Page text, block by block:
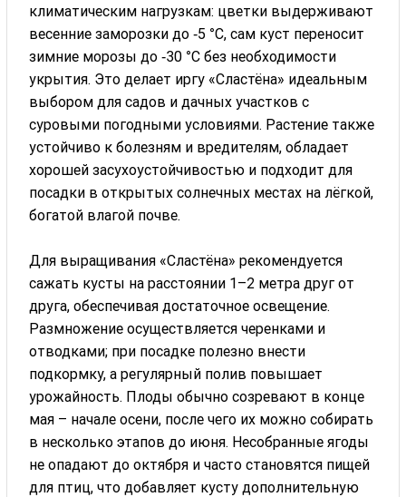
климатическим нагрузкам: цветки выдерживают
весенние заморозки до ‑5 °C, сам куст переносит
зимние морозы до ‑30 °C без необходимости
укрытия. Это делает иргу «Сластёна» идеальным
выбором для садов и дачных участков с
суровыми погодными условиями. Растение также
устойчиво к болезням и вредителям, обладает
хорошей засухоустойчивостью и подходит для
посадки в открытых солнечных местах на лёгкой,
богатой влагой почве.
Для выращивания «Сластёна» рекомендуется
сажать кусты на расстоянии 1–2 метра друг от
друга, обеспечивая достаточное освещение.
Размножение осуществляется черенками и
отводками; при посадке полезно внести
подкормку, а регулярный полив повышает
урожайность. Плоды обычно созревают в конце
мая – начале осени, после чего их можно собирать
в несколько этапов до июня. Несобранные ягоды
не опадают до октября и часто становятся пищей
для птиц, что добавляет кусту дополнительную